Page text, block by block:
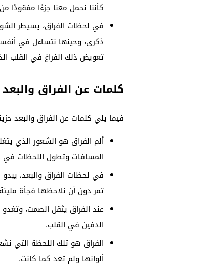
كأننا نحمل معنا جزءًا مفقودًا
في لحظات الفراق، يسيطر
ذكرى، وحينها نتساءل في
تعويض ذلك الفراغ في القلب
كلمات عن الفراق والبعد
فيما يلي كلمات عن الفراق والبعد
ألم الفراق هو الشعور الذي
المسافات وتطول اللحظات في
في لحظات الفراق والبعد،
تمر دون أن نلاحظها فجأة مليئة
عند الفراق يثقل الصمت،
الدفين في القلب.
الفراق هو تلك اللحظة التي
ألوانها ولم تعد كما كانت.